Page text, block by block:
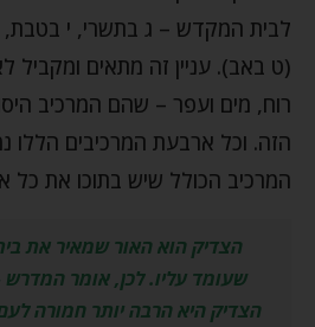
לבית המקדש – ג בתשרי, י בטבת,
(ט באב). עניין זה מתאים ומקביל
רוח, מים ועפר – שהם המרכיב
הזה. וכל ארבעת המרכיבים הללו
המרכיב הכולל שיש בתוכו את כל
הצדיק הוא האור שמאיר את
שעומד עליו. לכן, אומר
הצדיק היא הרבה יותר חמורה